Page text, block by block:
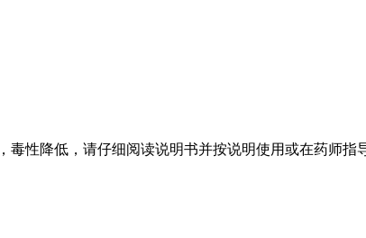
毒性降低，请仔细阅读说明书并按说明使用或在药师指